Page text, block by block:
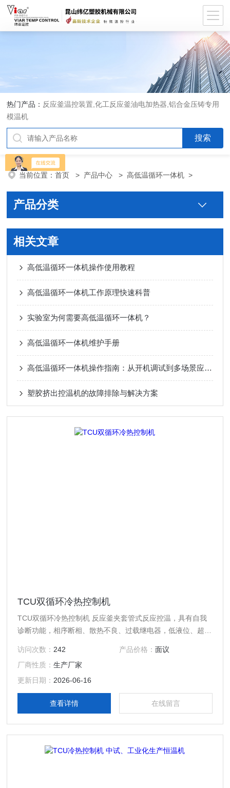
热门产品： 反应釜温控装置,化工反应釜油电加热器,铝合金压铸专用
模温机
当前位置：首页 > 产品中心 >高低温循环一体机 >
产品分类
相关文章
高低温循环一体机操作使用教程
高低温循环一体机工作原理快速科普
实验室为何需要高低温循环一体机？
高低温循环一体机维护手册
高低温循环一体机操作指南：从开机调试到多场景应用的标准化流程
塑胶挤出控温机的故障排除与解决方案
TCU双循环冷热控制机
TCU双循环冷热控制机 反应釜夹套管式反应控温，具有自我
诊断功能，相序断相、散热不良、过载继电器，低液位、超温
访问次数： 242 产品价格： 面议
厂商性质：生产厂家
更新日期： 2026-06-16
查看详情 在线留言